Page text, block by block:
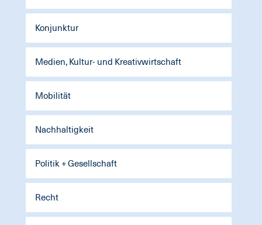
Konjunktur
Medien, Kultur- und Kreativwirtschaft
Mobilität
Nachhaltigkeit
Politik + Gesellschaft
Recht